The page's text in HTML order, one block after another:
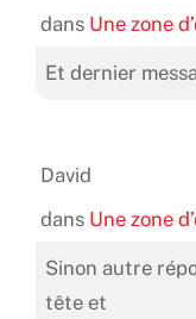
dans Une zone
Et dernier
David
dans Une zone
Sinon autre
tête et